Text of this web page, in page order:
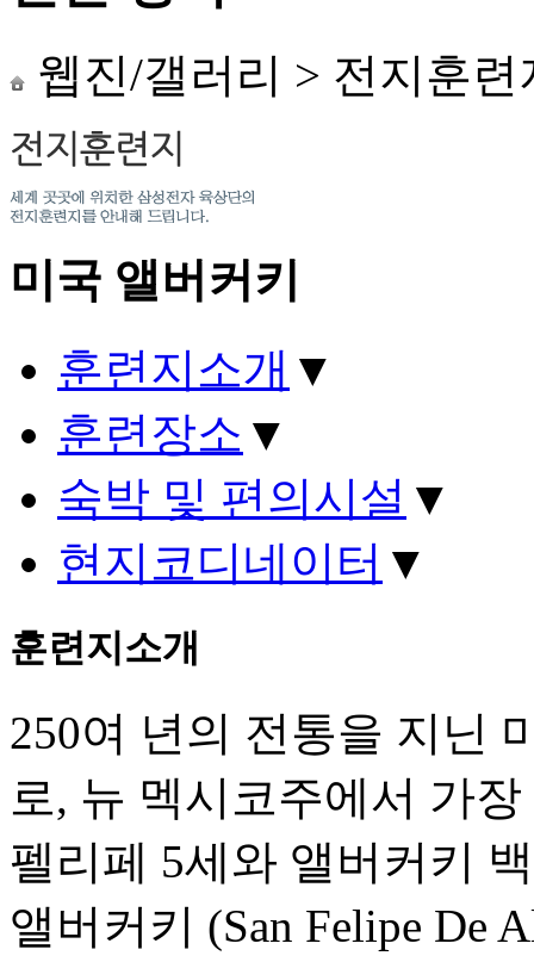
웹진/갤러리 > 전지훈련
미국 앨버커키
훈련지소개 ▼
훈련장소 ▼
숙박 및 편의시설 ▼
현지코디네이터 ▼
훈련지소개
250여 년의 전통을 지닌
로, 뉴 멕시코주에서 가
펠리페 5세와 앨버커키
앨버커키 (San Felipe De